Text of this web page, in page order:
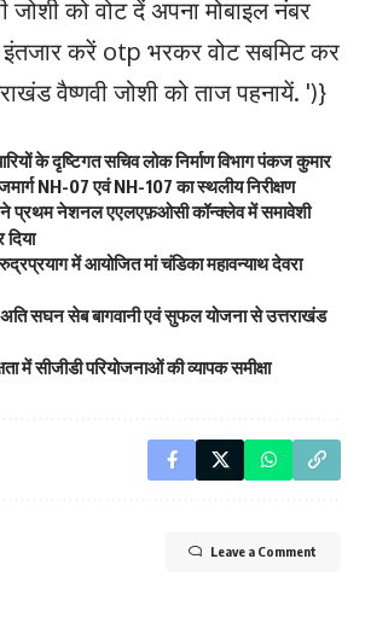
जोशी को वोट दें अपना मोबाइल नंबर
करें otp भरकर वोट सबमिट कर
वैष्णवी जोशी को ताज पहनायें. ')}
के दृष्टिगत सचिव लोक निर्माण विभाग पंकज कुमार
NH-07 एवं NH-107 का स्थलीय निरीक्षण
ने प्रथम नेशनल एएलएफ़ओसी कॉन्क्लेव में समावेशी
में आयोजित मां चंडिका महावन्याथ देवरा
सघन सेब बागवानी एवं सुफल योजना से उत्तराखंड
में सीजीडी परियोजनाओं की व्यापक समीक्षा
Leave a Comment